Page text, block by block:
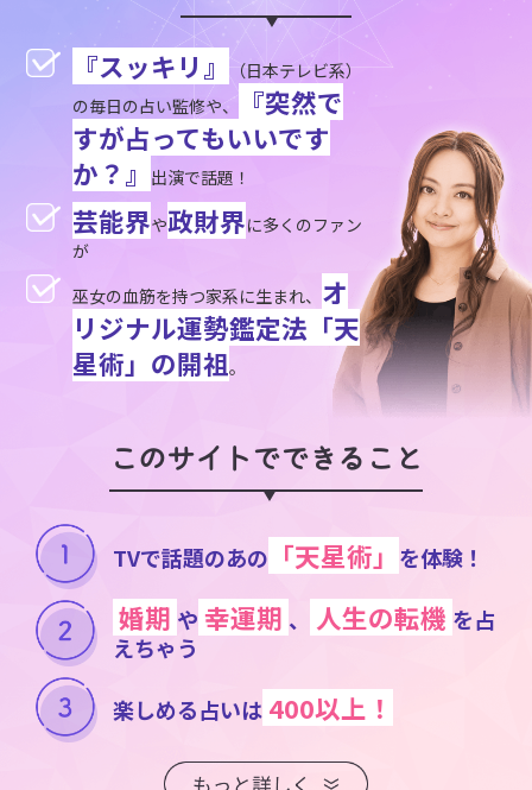
『スッキリ』 （日本テレビ系）
の毎日の占い監修や、
『突然で
すが占ってもいいです
か？』
出演で話題！
芸能界や政財界に多くのファン
が
巫女の血筋を持つ家系に生まれ、 オ
リジナル運勢鑑定法「天
星術」の開祖。
このサイトでできること
TVで話題のあの 「天星術」 を体験！
婚期 や 幸運期 、 人生の転機 を占
えちゃう
楽しめる占いは400以上！